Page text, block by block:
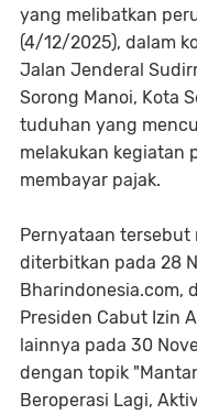
yang melibatkan
(4/12/2025), dalam
Jalan Jenderal
Sorong Manoi, Kota
tuduhan yang
melakukan kegiatan
membayar pajak.
Pernyataan
diterbitkan pada 28
Bharindonesia.com,
Presiden Cabut Izin
lainnya pada 30
dengan topik
Beroperasi Lagi,